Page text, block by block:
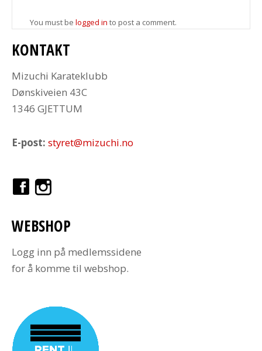
You must be logged in to post a comment.
KONTAKT
Mizuchi Karateklubb
Dønskiveien 43C
1346 GJETTUM
E-post: styret@mizuchi.no
WEBSHOP
Logg inn på medlemssidene
for å komme til webshop.